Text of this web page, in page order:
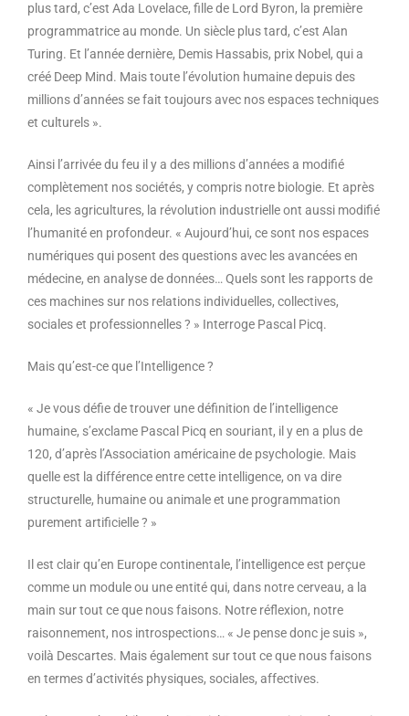
plus tard, c’est Ada Lovelace, fille de Lord Byron, la première
programmatrice au monde. Un siècle plus tard, c’est Alan
Turing. Et l’année dernière, Demis Hassabis, prix Nobel, qui a
créé Deep Mind. Mais toute l’évolution humaine depuis des
millions d’années se fait toujours avec nos espaces techniques
et culturels ».
Ainsi l’arrivée du feu il y a des millions d’années a modifié
complètement nos sociétés, y compris notre biologie. Et après
cela, les agricultures, la révolution industrielle ont aussi modifié
l’humanité en profondeur. « Aujourd’hui, ce sont nos espaces
numériques qui posent des questions avec les avancées en
médecine, en analyse de données… Quels sont les rapports de
ces machines sur nos relations individuelles, collectives,
sociales et professionnelles ? » Interroge Pascal Picq.
Mais qu’est-ce que l’Intelligence ?
« Je vous défie de trouver une définition de l’intelligence
humaine, s’exclame Pascal Picq en souriant, il y en a plus de
120, d’après l’Association américaine de psychologie. Mais
quelle est la différence entre cette intelligence, on va dire
structurelle, humaine ou animale et une programmation
purement artificielle ? »
Il est clair qu’en Europe continentale, l’intelligence est perçue
comme un module ou une entité qui, dans notre cerveau, a la
main sur tout ce que nous faisons. Notre réflexion, notre
raisonnement, nos introspections… « Je pense donc je suis »,
voilà Descartes. Mais également sur tout ce que nous faisons
en termes d’activités physiques, sociales, affectives.